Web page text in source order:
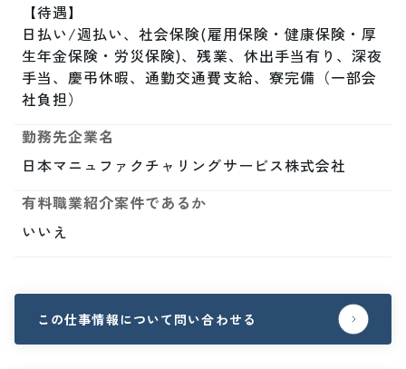
【待遇】
日払い/週払い、社会保険(雇用保険・健康保険・厚
生年金保険・労災保険)、残業、休出手当有り、深夜
手当、慶弔休暇、通勤交通費支給、寮完備（一部会
社負担）
勤務先企業名
日本マニュファクチャリングサービス株式会社
有料職業紹介案件であるか
いいえ
この仕事情報について問い合わせる